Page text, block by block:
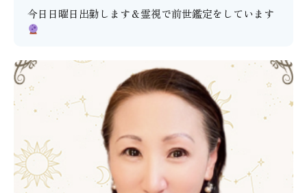
今日日曜日出勤します＆霊視で前世鑑定をしています